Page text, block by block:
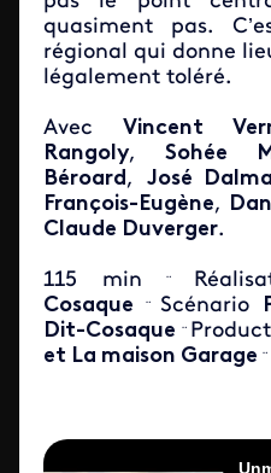
quasiment pas.
régional qui donne
légalement toléré.
Avec Vincent
Rangoly,Sohée
Béroard , José
François-Eugène,
Claude Duverger.
115 min¨
Cosaque
¨Scénario
Dit-Cosaque ¨
et La maison Garage ¨